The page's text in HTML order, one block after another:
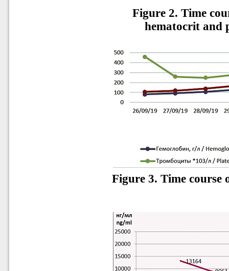
Figure 2. Time
hematocrit and
Figure 3. Time course